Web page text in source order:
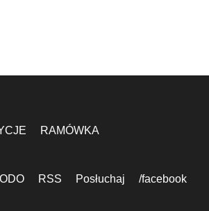
RAMÓWKA
RSS Posłuchaj /facebook